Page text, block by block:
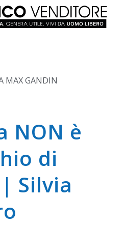
MAX GANDIN
NON è
di
Silvia